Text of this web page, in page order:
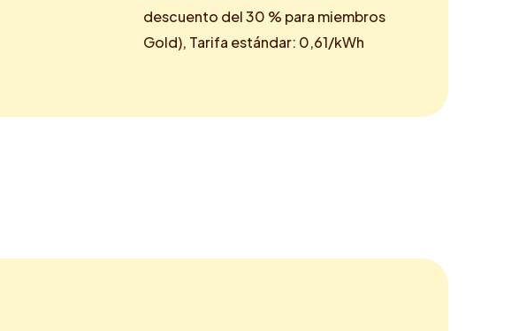
descuento del 30 % para miembros
Gold), Tarifa estándar: 0,61/kWh